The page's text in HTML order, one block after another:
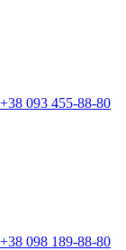
+38 093 455-88-80
+38 098 189-88-80